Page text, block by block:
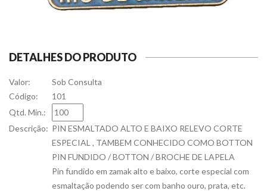
DETALHES DO PRODUTO
Valor:
Sob Consulta
Código:
101
Qtd. Min.:
Descrição: PIN ESMALTADO ALTO E BAIXO RELEVO CORTE
ESPECIAL , TAMBEM CONHECIDO COMO BOTTON
PIN FUNDIDO / BOTTON / BROCHE DE LAPELA
Pin fundido em zamak alto e baixo, corte especial com
esmaltação podendo ser com banho ouro, prata, etc.